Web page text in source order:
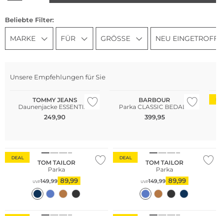
Beliebte Filter:
MARKE FÜR GRÖSSE NEU
Unsere Empfehlungen für Sie
TOMMY JEANS
Daunenjacke ESSENTIAL
249,90
BARBOUR
Parka CLASSIC BEDALE
399,95
DEAL
TOM TAILOR
Parka
UVP149,99 89,99
DEAL
TOM TAILOR
Parka
UVP149,99 89,99
Nachhaltig